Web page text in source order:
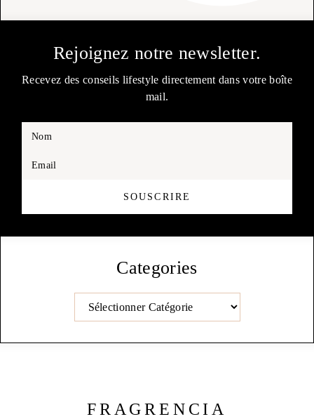
Rejoignez notre newsletter.
Recevez des conseils lifestyle directement dans votre boîte
mail.
Nom
Email
SOUSCRIRE
Categories
Catégories
FRAGRENCIA